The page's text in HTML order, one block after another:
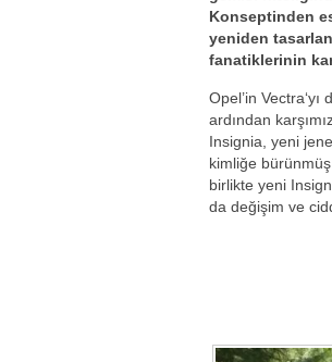
Konseptinden
yeniden
fanatiklerinin
Opel’in Vectra‘yı
ardından
Insignia, yeni
kimliğe
birlikte yeni
da değişim ve